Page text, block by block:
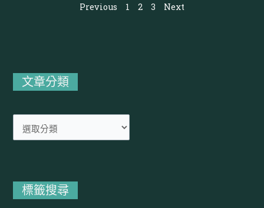
Previous 1 2 3 Next
文章分類
類
標籤搜尋